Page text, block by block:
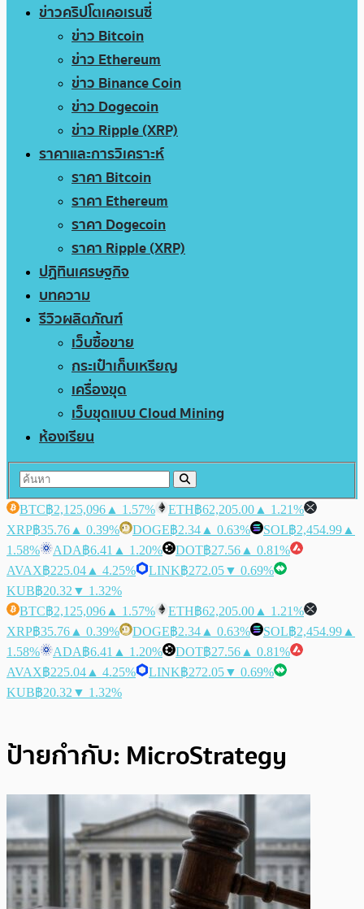
ข่าวคริปโตเคอเรนซี่
ข่าว Bitcoin
ข่าว Ethereum
ข่าว Binance Coin
ข่าว Dogecoin
ข่าว Ripple (XRP)
ราคาและการวิเคราะห์
ราคา Bitcoin
ราคา Ethereum
ราคา Dogecoin
ราคา Ripple (XRP)
ปฏิทินเศรษฐกิจ
บทความ
รีวิวผลิตภัณฑ์
เว็บซื้อขาย
กระเป๋าเก็บเหรียญ
เครื่องขุด
เว็บขุดแบบ Cloud Mining
ห้องเรียน
BTC฿2,125,096 ▲ 1.57% ETH฿62,205.00 ▲ 1.21%
XRP฿35.76 ▲ 0.39% DOGE฿2.34 ▲ 0.63% SOL฿2,454.99 ▲
1.58%
ADA฿6.41 ▲ 1.20% DOT฿27.56 ▲ 0.81%
AVAX฿225.04 ▲ 4.25% LINK฿272.05▼ 0.69%
KUB฿20.32 ▼ 1.32%
BTC฿2,125,096 ▲ 1.57% ETH฿62,205.00 ▲ 1.21%
XRP฿35.76 ▲ 0.39% DOGE฿2.34 ▲ 0.63% SOL฿2,454.99 ▲
1.58%
ADA฿6.41 ▲ 1.20% DOT฿27.56 ▲ 0.81%
AVAX฿225.04 ▲ 4.25% LINK฿272.05▼ 0.69%
KUB฿20.32 ▼ 1.32%
ป้ายกำกับ: MicroStrategy